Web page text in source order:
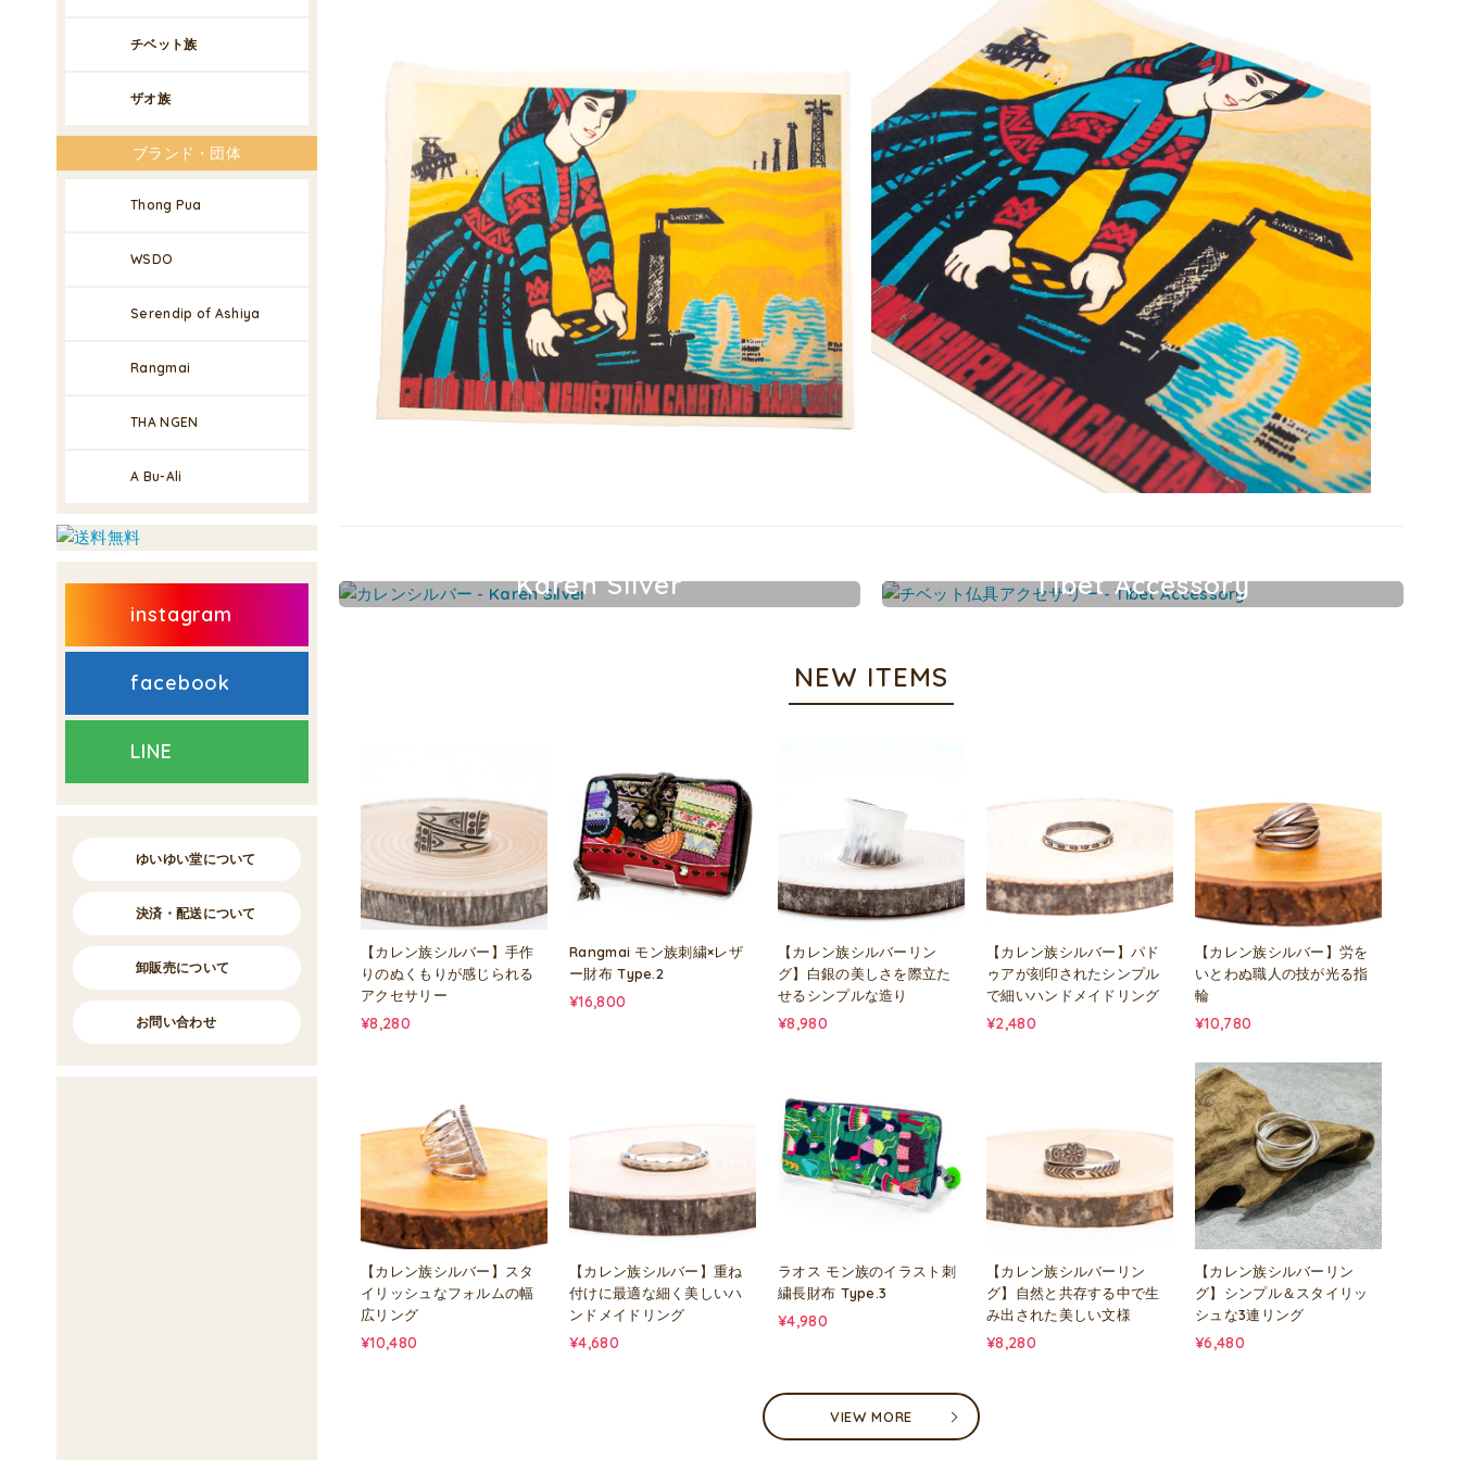
Karen Silver Tibet Accessory
NEW ITEMS
【カレン族シルバー】手作
りのぬくもりが感じられる
アクセサリー
¥8,280
Rangmai モン族刺繍×レザ
ー財布 Type.2
¥16,800
【カレン族シルバーリン
グ】白銀の美しさを際立た
せるシンプルな造り
¥8,980
【カレン族シルバー】パド
ゥアが刻印されたシンプル
で細いハンドメイドリング
¥2,480
【カレン族シルバー】労を
いとわぬ職人の技が光る指
輪
¥10,780
【カレン族シルバー】スタ
イリッシュなフォルムの幅
広リング
¥10,480
【カレン族シルバー】重ね
付けに最適な細く美しいハ
ンドメイドリング
¥4,680
ラオス モン族のイラスト刺
繍長財布 Type.3
¥4,980
【カレン族シルバーリン
グ】自然と共存する中で生
み出された美しい文様
¥8,280
【カレン族シルバーリン
グ】シンプル＆スタイリッ
シュな3連リング
¥6,480
VIEW MORE
チベット族
ザオ族
ブランド・団体
Thong Pua
WSDO
Serendip of Ashiya
Rangmai
THA NGEN
A Bu-Ali
instagram
facebook
LINE
ゆいゆい堂について
決済・配送について
卸販売について
お問い合わせ